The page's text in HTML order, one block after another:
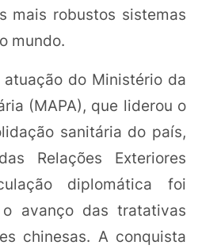
mais robustos sistemas
mundo.
atuação do Ministério da
(MAPA), que liderou o
sanitária do país,
Relações Exteriores
diplomática foi
avanço das tratativas
chinesas. A conquista